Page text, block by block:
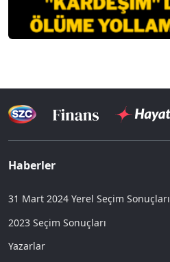
Haberler
31 Mart 2024 Yerel Seçim Sonuçları
2023 Seçim Sonuçları
Yazarlar